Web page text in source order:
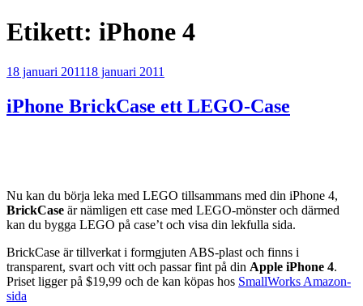
Etikett: iPhone 4
Publicerat
18 januari 201118 januari 2011
iPhone BrickCase ett LEGO-Case
Nu kan du börja leka med LEGO tillsammans med din iPhone 4,
BrickCase är nämligen ett case med LEGO-mönster och därmed
kan du bygga LEGO på case’t och visa din lekfulla sida.
BrickCase är tillverkat i formgjuten ABS-plast och finns i
transparent, svart och vitt och passar fint på din Apple iPhone 4.
Priset ligger på $19,99 och de kan köpas hos SmallWorks Amazon-
sida